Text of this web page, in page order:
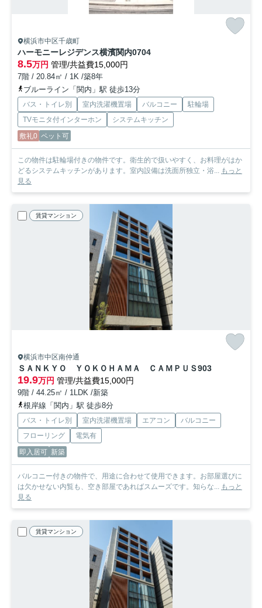
横浜市中区千歳町
ハーモニーレジデンス横濱関内0704
8.5万円 管理/共益費15,000円
7階 / 20.84㎡ / 1K /築8年
ブルーライン「関内」駅 徒歩13分
バス・トイレ別 室内洗濯機置場 バルコニー
駐輪場
TVモニタ付インターホン
システムキッチン
敷礼0 ペット可
この物件は駐輪場付きの物件です。衛生的で扱いやすく、お料理がはか
どるシステムキッチンがあります。室内設備は洗面所独立・浴... もっと
見る
賃貸マンション
横浜市中区南仲通
ＳＡＮＫＹＯ ＹＯＫＯＨＡＭＡ ＣＡＭＰＵＳ903
19.9万円 管理/共益費15,000円
9階 / 44.25㎡ / 1LDK /新築
根岸線「関内」駅 徒歩8分
バス・トイレ別 室内洗濯機置場 エアコン
バルコニー
フローリング
電気有
即入居可 新築
バルコニー付きの物件で、用途に合わせて使用できます。お部屋選びに
は欠かせない内覧も、空き部屋であればスムーズです。知らな... もっと
見る
賃貸マンション